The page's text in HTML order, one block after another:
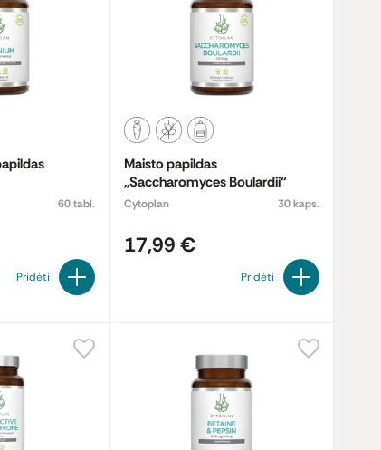
60 tabl.
Pridėti
Maisto papildas
„Saccharomyces Boulardii“
Cytoplan 30 kaps.
17,99 €
Pridėti